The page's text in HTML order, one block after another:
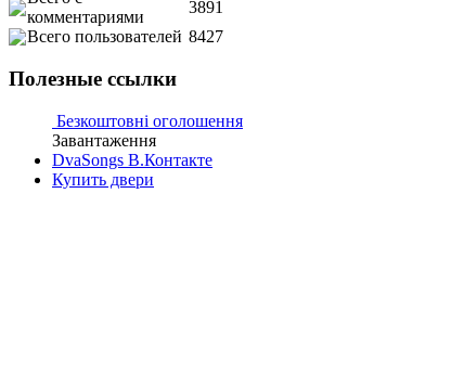
комментариями
3891
Всего пользователей 8427
Полезные ссылки
Безкоштовні оголошення
Завантаження
DvaSongs В.Контакте
Купить двери